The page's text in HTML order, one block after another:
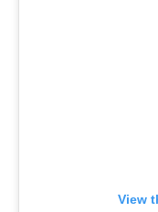
View